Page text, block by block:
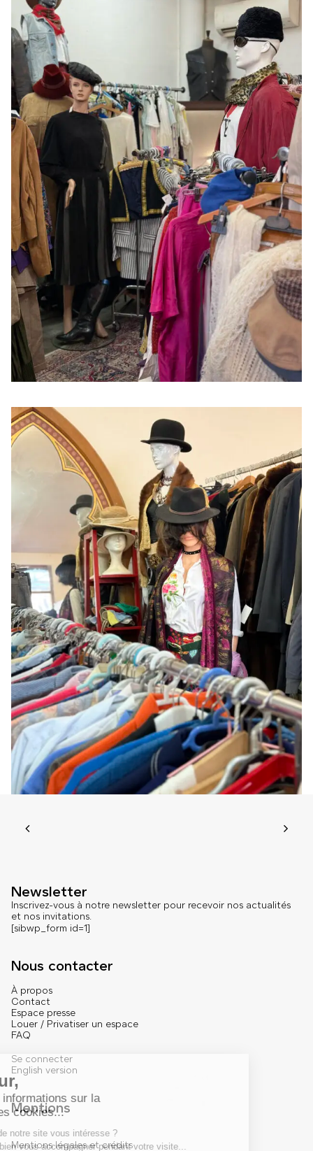
Newsletter
Inscrivez-vous à notre newsletter pour recevoir nos actualités
et nos invitations.
[sibwp_form id=1]
Nous contacter
À propos
Contact
Espace presse
Louer / Privatiser un espace
FAQ
Se connecter
English version
Mentions
Mentions légales et crédits